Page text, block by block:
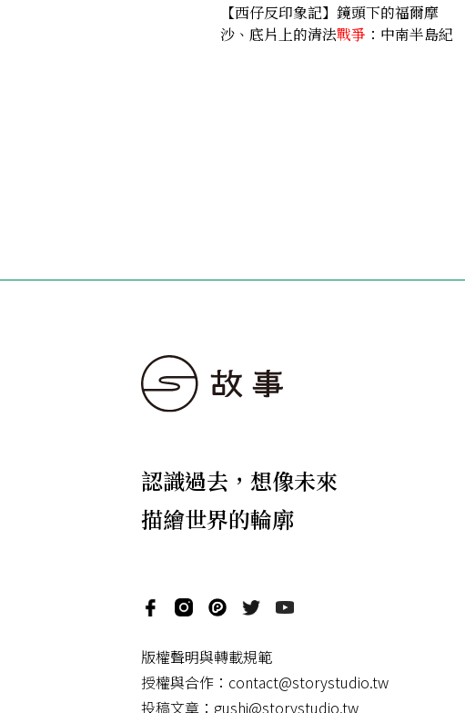
【西仔反印象記】鏡頭下的福爾摩
沙、底片上的清法戰爭 ：中南半島紀
認識過去，想像未來
描繪世界的輪廓
版權聲明與轉載規範
授權與合作： contact@storystudio.tw
投稿文章： gushi@storystudio.tw